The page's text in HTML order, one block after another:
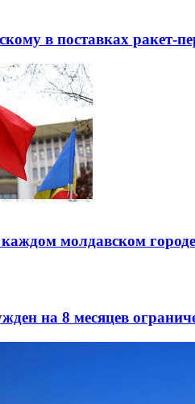
в поставках ракет-
молдавском
на 8 месяцев